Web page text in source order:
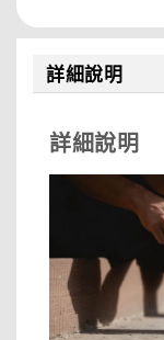
詳細說明
詳細說明